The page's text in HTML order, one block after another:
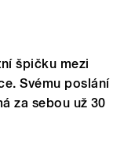
špičku mezi
Svému poslání
za sebou už 30